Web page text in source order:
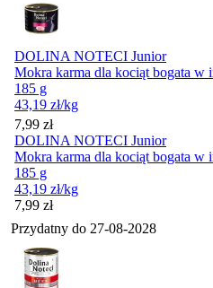
DOLINA NOTECI Junior
Mokra karma dla kociąt bogata w
185 g
43,19 zł/kg
Cena
7,99 zł
DOLINA NOTECI Junior
Mokra karma dla kociąt bogata w
185 g
43,19 zł/kg
Cena
7,99 zł
Przydatny do 27-08-2028